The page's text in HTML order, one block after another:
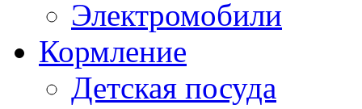
Электромобили
Кормление
Детская посуда